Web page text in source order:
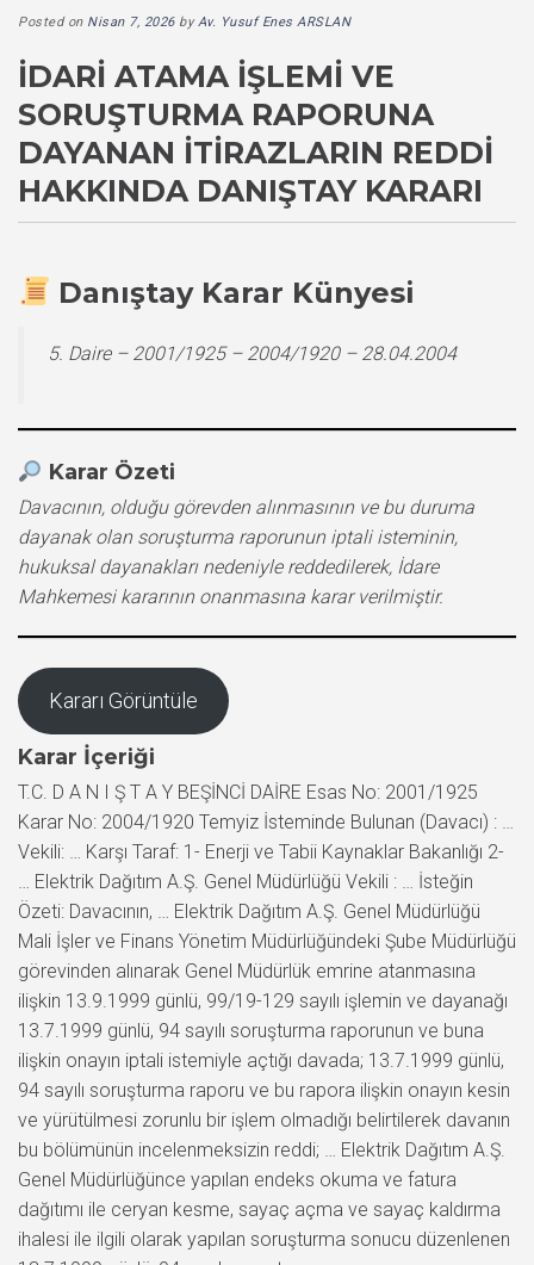
Posted on Nisan 7, 2026byAv. Yusuf Enes ARSLAN
İDARI ATAMA İŞLEMI VE
SORUŞTURMA RAPORUNA
DAYANAN İTIRAZLARIN REDDI
HAKKINDA DANIŞTAY KARARI
Danıştay Karar Künyesi
5. Daire – 2001/1925 – 2004/1920 – 28.04.2004
Karar Özeti
Davacının, olduğu görevden alınmasının ve bu duruma
dayanak olan soruşturma raporunun iptali isteminin,
hukuksal dayanakları nedeniyle reddedilerek, İdare
Mahkemesi kararının onanmasına karar verilmiştir.
Kararı Görüntüle
Karar İçeriği
T.C. D A N I Ş T A Y BEŞİNCİ DAİRE Esas No: 2001/1925
Karar No: 2004/1920 Temyiz İsteminde Bulunan (Davacı) : …
Vekili: … Karşı Taraf: 1- Enerji ve Tabii Kaynaklar Bakanlığı 2-
… Elektrik Dağıtım A.Ş. Genel Müdürlüğü Vekili : … İsteğin
Özeti: Davacının, … Elektrik Dağıtım A.Ş. Genel Müdürlüğü
Mali İşler ve Finans Yönetim Müdürlüğündeki Şube Müdürlüğü
görevinden alınarak Genel Müdürlük emrine atanmasına
ilişkin 13.9.1999 günlü, 99/19-129 sayılı işlemin ve dayanağı
13.7.1999 günlü, 94 sayılı soruşturma raporunun ve buna
ilişkin onayın iptali istemiyle açtığı davada; 13.7.1999 günlü,
94 sayılı soruşturma raporu ve bu rapora ilişkin onayın kesin
ve yürütülmesi zorunlu bir işlem olmadığı belirtilerek davanın
bu bölümünün incelenmeksizin reddi; … Elektrik Dağıtım A.Ş.
Genel Müdürlüğünce yapılan endeks okuma ve fatura
dağıtımı ile ceryan kesme, sayaç açma ve sayaç kaldırma
ihalesi ile ilgili olarak yapılan soruşturma sonucu düzenlenen